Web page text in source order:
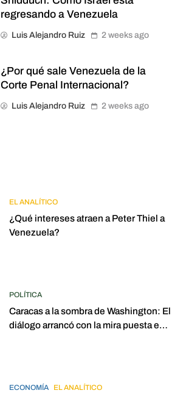
regresando a Venezuela
Luis Alejandro Ruiz 2 weeks ago
¿Por qué sale Venezuela de la
Corte Penal Internacional?
Luis Alejandro Ruiz 2 weeks ago
EL ANALÍTICO
¿Qué intereses atraen a Peter Thiel a
Venezuela?
POLÍTICA
Caracas a la sombra de Washington: El
diálogo arrancó con la mira puesta en
ECONOMÍA EL ANALÍTICO